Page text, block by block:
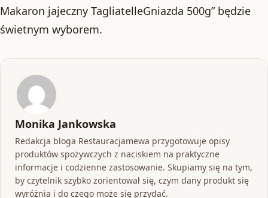
Makaron jajeczny TagliatelleGniazda 500g” będzie
świetnym wyborem.
Monika Jankowska
Redakcja bloga Restauracjamewa przygotowuje opisy
produktów spożywczych z naciskiem na praktyczne
informacje i codzienne zastosowanie. Skupiamy się na tym,
by czytelnik szybko zorientował się, czym dany produkt się
wyróżnia i do czego może się przydać.